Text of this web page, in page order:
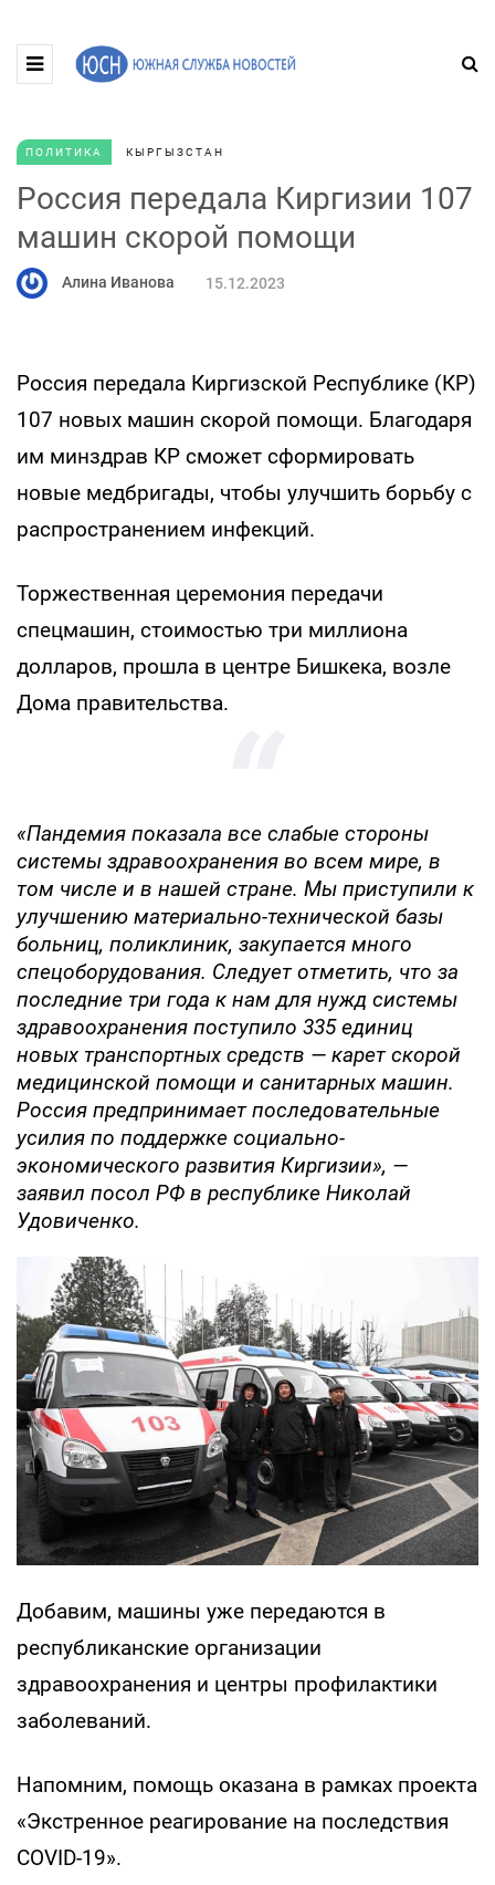
ПОЛИТИКА КЫРГЫЗСТАН
Россия передала Киргизии 107
машин скорой помощи
Алина Иванова 15.12.2023
Россия передала Киргизской Республике (КР)
107 новых машин скорой помощи. Благодаря
им минздрав КР сможет сформировать
новые медбригады, чтобы улучшить борьбу с
распространением инфекций.
Торжественная церемония передачи
спецмашин, стоимостью три миллиона
долларов, прошла в центре Бишкека, возле
Дома правительства.
«Пандемия показала все слабые стороны
системы здравоохранения во всем мире, в
том числе и в нашей стране. Мы приступили к
улучшению материально-технической базы
больниц, поликлиник, закупается много
спецоборудования. Следует отметить, что за
последние три года к нам для нужд системы
здравоохранения поступило 335 единиц
новых транспортных средств — карет скорой
медицинской помощи и санитарных машин.
Россия предпринимает последовательные
усилия по поддержке социально-
экономического развития Киргизии», —
заявил посол РФ в республике Николай
Удовиченко.
Добавим, машины уже передаются в
республиканские организации
здравоохранения и центры профилактики
заболеваний.
Напомним, помощь оказана в рамках проекта
«Экстренное реагирование на последствия
COVID-19».